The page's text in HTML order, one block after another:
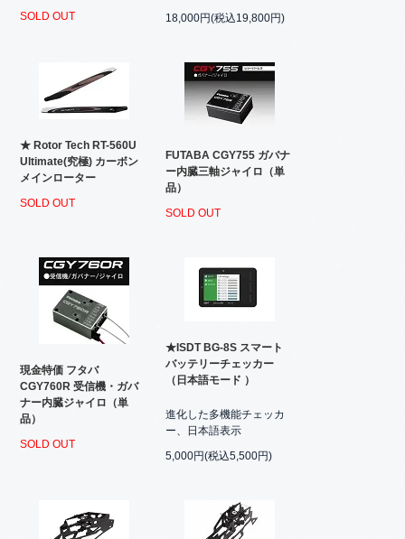
SOLD OUT
18,000円(税込19,800円)
★ Rotor Tech RT-560U
Ultimate(究極) カーボン
メインローター
SOLD OUT
FUTABA CGY755 ガバナ
ー内臓三軸ジャイロ（単
品）
SOLD OUT
現金特価 フタバ
CGY760R 受信機・ガバ
ナー内臓ジャイロ（単
品）
SOLD OUT
★ISDT BG-8S スマート
バッテリーチェッカー
（日本語モード ）
進化した多機能チェッカ
ー、日本語表示
5,000円(税込5,500円)